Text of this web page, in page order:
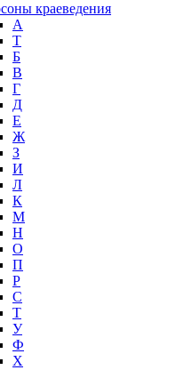
краеведения
А
T
Б
В
Г
Д
Е
Ж
З
И
Л
К
М
Н
О
П
Р
С
Т
У
Ф
Х